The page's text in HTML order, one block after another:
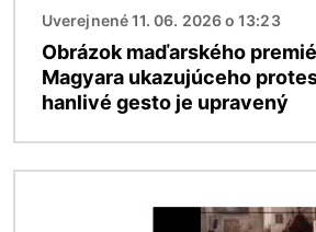
Uverejnené 11. 06. 2026 o 13:23
Obrázok maďarského
Magyara ukazujúceho
hanlivé gesto je upravený